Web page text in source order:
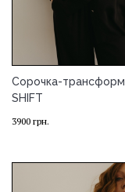
Сорочка-
SHIFT
3900 грн.